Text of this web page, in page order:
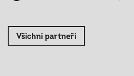
Všichni partneři